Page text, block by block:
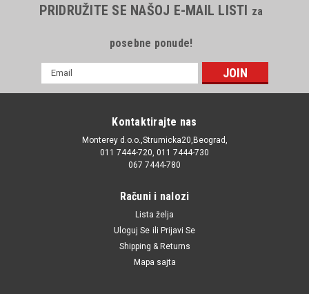
PRIDRUŽITE SE NAŠOJ E-MAIL LISTI za
posebne ponude!
mail
Kontaktirajte nas
Monterey d.o.o.,Strumicka20,Beograd,
011 7444-720, 011 7444-730
067 7444-780
Računi i nalozi
Lista želja
Uloguj Se ili Prijavi Se
Shipping & Returns
Mapa sajta